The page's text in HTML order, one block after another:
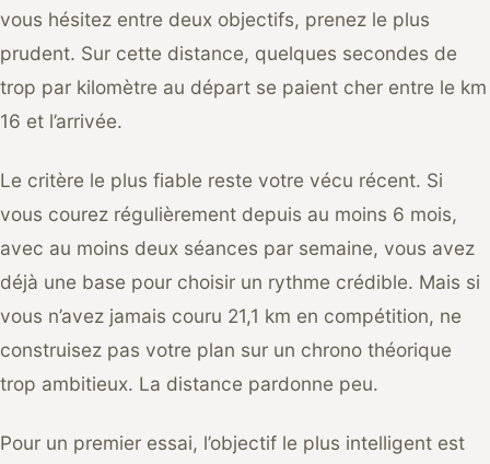
vous hésitez entre deux objectifs, prenez le plus
prudent. Sur cette distance, quelques secondes de
trop par kilomètre au départ se paient cher entre le km
16 et l’arrivée.
Le critère le plus fiable reste votre vécu récent. Si
vous courez régulièrement depuis au moins 6 mois,
avec au moins deux séances par semaine, vous avez
déjà une base pour choisir un rythme crédible. Mais si
vous n’avez jamais couru 21,1 km en compétition, ne
construisez pas votre plan sur un chrono théorique
trop ambitieux. La distance pardonne peu.
Pour un premier essai, l’objectif le plus intelligent est